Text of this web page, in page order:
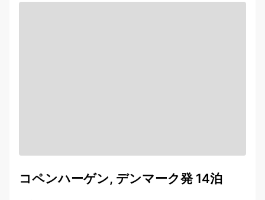
コペンハーゲン, デンマーク発 14泊